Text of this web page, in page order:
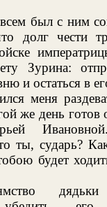
был с ним
долг чести
Зурина:
и остаться в
меня
же день готов
ты, сударь?
будет